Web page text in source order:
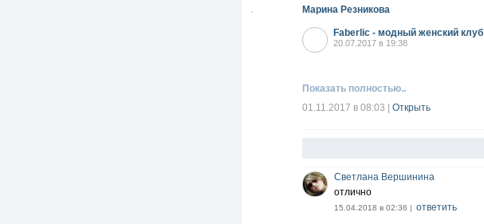
Марина Резникова
Faberlic - модный женский клуб
20.07.2017 в 19:38
Показать полностью..
01.11.2017 в 08:03
Открыть
Светлана Вершинина
отлично
15.04.2018 в 02:36 | ответить